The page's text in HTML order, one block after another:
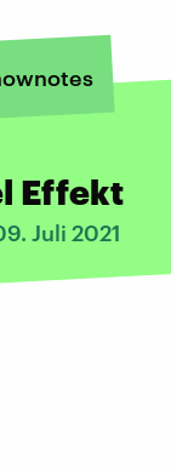
Effekt
Juli 2021